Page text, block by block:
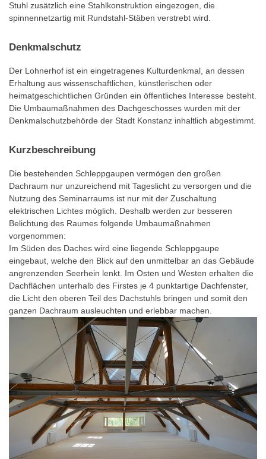
Stuhl zusätzlich eine Stahlkonstruktion eingezogen, die
spinnennetzartig mit Rundstahl-Stäben verstrebt wird.
Denkmalschutz
Der Lohnerhof ist ein eingetragenes Kulturdenkmal, an dessen
Erhaltung aus wissenschaftlichen, künstlerischen oder
heimatgeschichtlichen Gründen ein öffentliches Interesse besteht.
Die Umbaumaßnahmen des Dachgeschosses wurden mit der
Denkmalschutzbehörde der Stadt Konstanz inhaltlich abgestimmt.
Kurzbeschreibung
Die bestehenden Schleppgaupen vermögen den großen
Dachraum nur unzureichend mit Tageslicht zu versorgen und die
Nutzung des Seminarraums ist nur mit der Zuschaltung
elektrischen Lichtes möglich. Deshalb werden zur besseren
Belichtung des Raumes folgende Umbaumaßnahmen
vorgenommen:
Im Süden des Daches wird eine liegende Schleppgaupe
eingebaut, welche den Blick auf den unmittelbar an das Gebäude
angrenzenden Seerhein lenkt. Im Osten und Westen erhalten die
Dachflächen unterhalb des Firstes je 4 punktartige Dachfenster,
die Licht den oberen Teil des Dachstuhls bringen und somit den
ganzen Dachraum ausleuchten und erlebbar machen.